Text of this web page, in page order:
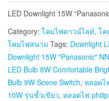
LED Downlight 15W
Category: โคมไฟดาวน์ไลท์, โ
โคมไฟสนาม Tags: Downlight
Downlight 15W "Panasonic"
LED Bulb 8W Comfortable
Bulb 9W Scene Switch, หลอดไ
10W รุ่นขั้วเขียว, หลอดไฟ